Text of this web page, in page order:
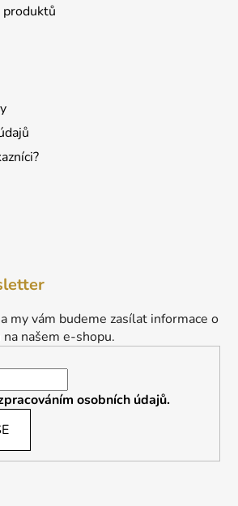
produktů
my vám budeme zasílat informace o
našem e-shopu.
osobních údajů.